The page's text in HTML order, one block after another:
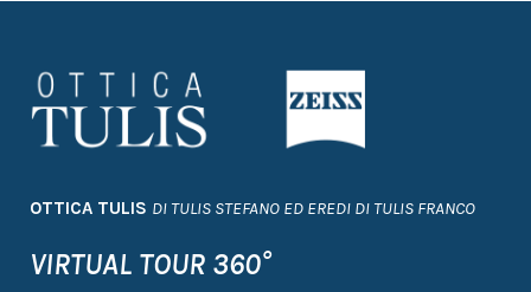
OTTICA TULIS DI TULIS STEFANO ED EREDI DI TULIS FRANCO
VIRTUAL TOUR 360°